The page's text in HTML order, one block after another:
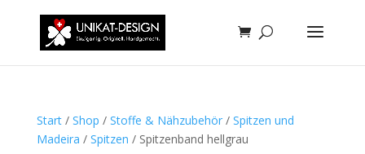
Start/ Shop / Stoffe & Nähzubehör/ Spitzen und
Madeira / Spitzen / Spitzenband hellgrau